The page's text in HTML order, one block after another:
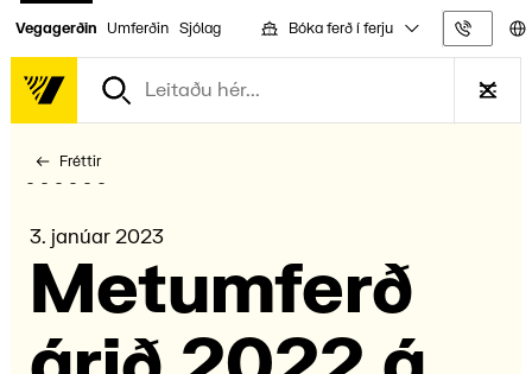
Vegagerðin Umferðin Sjólag Bóka ferð í ferju
Fréttir
3. janúar 2023
Metumferð